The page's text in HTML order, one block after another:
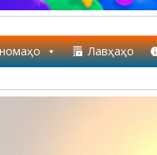
Лавҳаҳо